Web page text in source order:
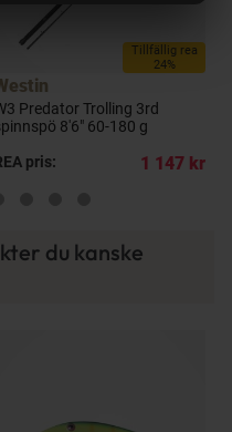
Tillfällig rea
24%
Predator Trolling 3rd
8'6" 60-180 g
pris:
1 147 kr
du kanske